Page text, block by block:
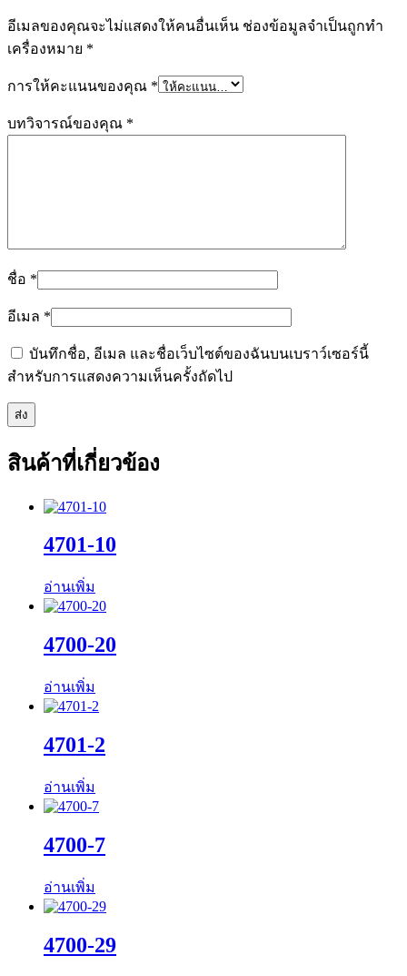
อีเมลของคุณจะไม่แสดงให้คนอื่นเห็น ช่องข้อมูลจำเป็นถูกทำ
เครื่องหมาย *
การให้คะแนนของคุณ *
บทวิจารณ์ของคุณ *
ชื่อ *
อีเมล *
บันทึกชื่อ, อีเมล และชื่อเว็บไซต์ของฉันบนเบราว์เซอร์นี้
สำหรับการแสดงความเห็นครั้งถัดไป
สินค้าที่เกี่ยวข้อง
4701-10
อ่านเพิ่ม
4700-20
อ่านเพิ่ม
4701-2
อ่านเพิ่ม
4700-7
อ่านเพิ่ม
4700-29